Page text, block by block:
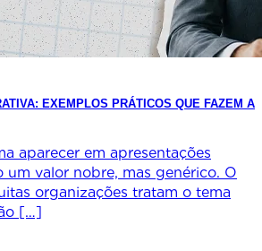
EXEMPLOS PRÁTICOS QUE FAZEM A
aparecer em apresentações
um valor nobre, mas genérico. O
organizações tratam o tema
[…]